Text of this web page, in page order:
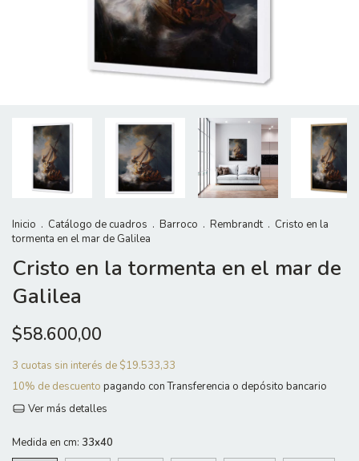
Inicio . Catálogo de cuadros . Barroco . Rembrandt . Cristo en la
tormenta en el mar de Galilea
Cristo en la tormenta en el mar de
Galilea
$58.600,00
3 cuotas sin interés de $19.533,33
10% de descuento pagando con Transferencia o depósito bancario
Ver más detalles
Medida en cm: 33x40